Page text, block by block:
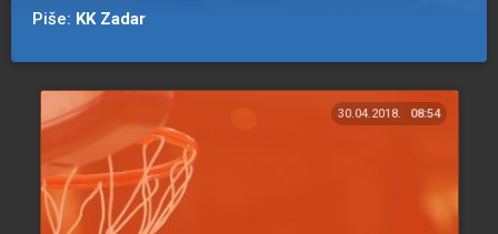
Piše: KK Zadar
30.04.2018. 08:54